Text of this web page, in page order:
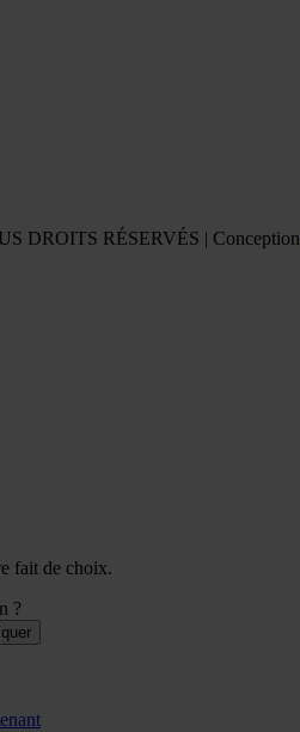
DROITS RÉSERVÉS | Conception
fait de choix.
?